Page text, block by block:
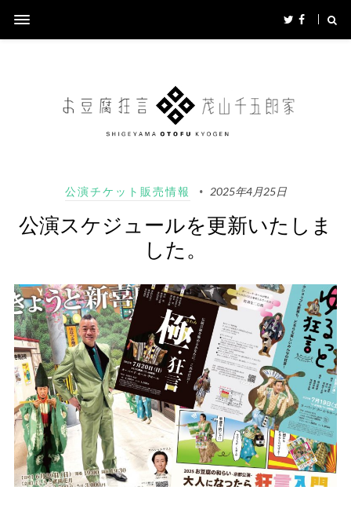
公演チケット販売情報 2025年4月25日
公演スケジュールを更新いたしま
した。